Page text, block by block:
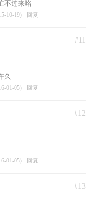
不过来咯
10-19) 回复
#11
久
01-05) 回复
#12
01-05) 回复
#13